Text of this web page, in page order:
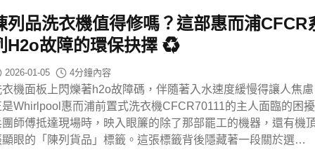
列品洗衣機值得修嗎？這部惠而浦CFCR
h2o故障的環保抉擇 ♻️
2026-01-05 4分鐘內容
衣機面板上閃爍著h2o故障碼，伴隨著入水速度緩慢得讓人焦
是Whirlpool惠而浦前置式洗衣機CFCR70111的主人面臨的困
團師傅抵達現場時，映入眼簾的除了那部罷工的機器，還有機
顯眼的「陳列貨品」標籤。這張標籤背後隱藏著一段關於選…